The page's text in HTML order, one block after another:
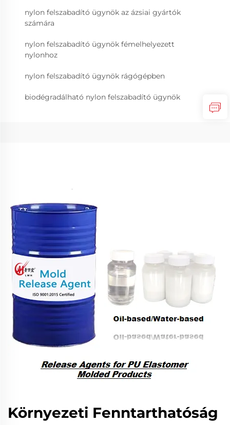
nylon felszabadító ügynök az ázsiai gyártók
számára
nylon felszabadító ügynök fémelhelyezett
nylonhoz
nylon felszabadító ügynök rágógépben
biodégradálható nylon felszabadító ügynök
Környezeti Fenntarthatóság